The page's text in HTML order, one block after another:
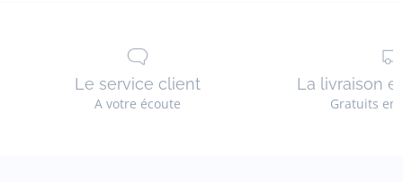
Le service client
A votre écoute
La livraison
Gratuits en